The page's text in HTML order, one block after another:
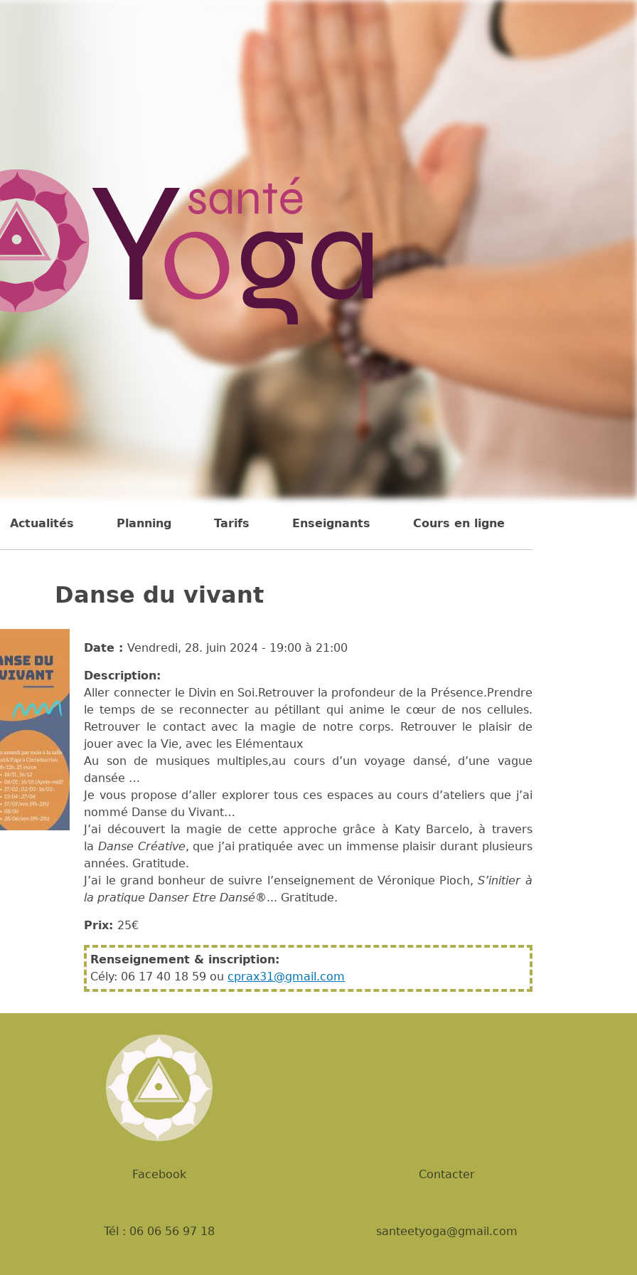
Danse du vivant
Date :Vendredi, 28. juin 2024 - 19:00 à 21:00
Description:
Aller connecter le Divin en Soi.Retrouver la profondeur de la Présence.Prendre
le temps de se reconnecter au pétillant qui anime le cœur de nos cellules.
Retrouver le contact avec la magie de notre corps. Retrouver le plaisir de
jouer avec la Vie, avec les Elémentaux
Au son de musiques multiples,au cours d’un voyage dansé, d’une vague
dansée …
Je vous propose d’aller explorer tous ces espaces au cours d’ateliers que j’ai
nommé Danse du Vivant…
J’ai découvert la magie de cette approche grâce à Katy Barcelo, à travers
la Danse Créative, que j’ai pratiquée avec un immense plaisir durant plusieurs
années. Gratitude.
J’ai le grand bonheur de suivre l’enseignement de Véronique Pioch,S’initier à
la pratique Danser Etre Dansé®... Gratitude.
Prix: 25€
Renseignement & inscription:
Cély: 06 17 40 18 59 ou cprax31@gmail.com
Actualités Planning Tarifs Enseignants Cours en ligne
Facebook Contacter
Tél : 06 06 56 97 18 santeetyoga@gmail.com